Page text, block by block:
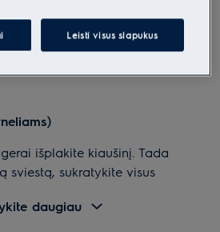
išplakite kiaušinį. Tada
sviestą, sukratykite visus
ir įkaitinkite.
daugiau
Leisti visus slapukus